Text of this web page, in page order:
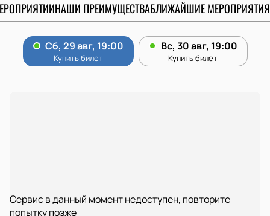
НАШИ ПРЕИМУЩЕСТВАБЛИЖАЙШИЕ МЕРОПРИЯТИЯ
Сервис в данный момент недоступен, повторите
попытку позже